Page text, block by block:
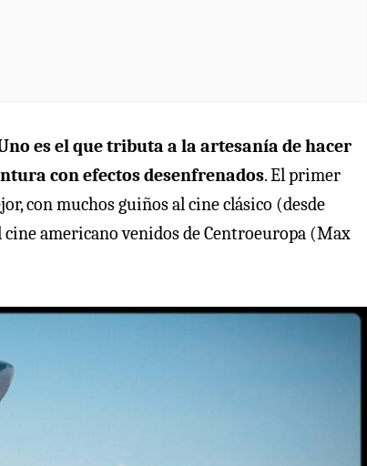
es el que tributa a la artesanía de hacer
con efectos desenfrenados. El primer
con muchos guiños al cine clásico (desde
americano venidos de Centroeuropa (Max